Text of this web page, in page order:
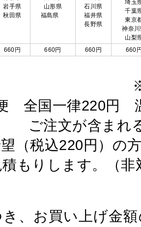
岩手県
秋田県
山形県
福島県
石川県
福井県
長野県
埼玉
千葉
東京
神奈
山梨
660円 660円 660円 660
全国一律220円
ご注文が含ま
（税込220円）の
もりします。（非
き、お買い上げ金